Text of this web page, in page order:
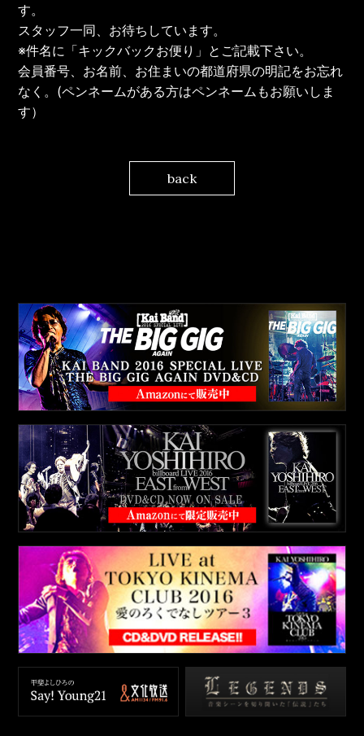
す。
スタッフ一同、お待ちしています。
※件名に「キックバックお便り」とご記載下さい。
会員番号、お名前、お住まいの都道府県の明記をお忘れ
なく。(ペンネームがある方はペンネームもお願いしま
す）
back